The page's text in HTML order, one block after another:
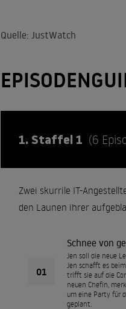
Quelle: JustWatch
1. Staffel 1 (6
Zwei skurrile IT-
den Launen ihrer
01
Schnee von
Jen soll die neue
Jen schafft es
trifft sie auf die
neuen Chefin,
um eine Party für
geplant.